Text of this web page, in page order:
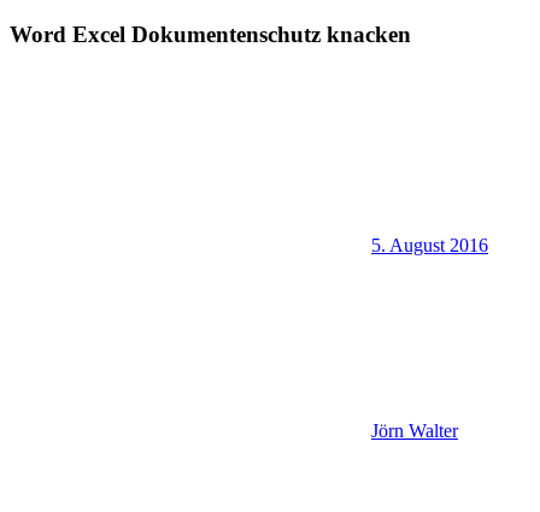
Word Excel Dokumentenschutz knacken
5. August 2016
Jörn Walter